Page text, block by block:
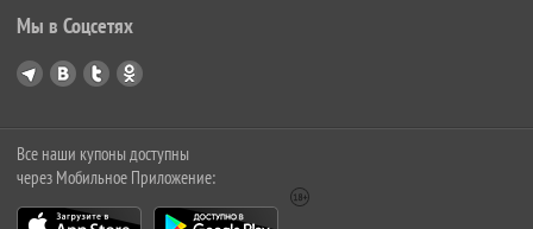
Мы в Соцсетях
Все наши купоны доступны
через Мобильное Приложение: